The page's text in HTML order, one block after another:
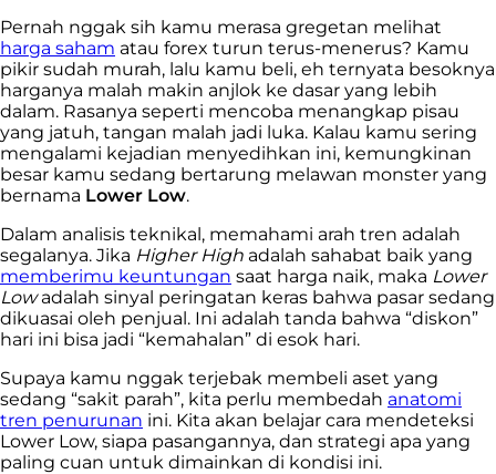
Pernah nggak sih kamu merasa gregetan melihat
harga saham atau forex turun terus-menerus? Kamu
pikir sudah murah, lalu kamu beli, eh ternyata besoknya
harganya malah makin anjlok ke dasar yang lebih
dalam. Rasanya seperti mencoba menangkap pisau
yang jatuh, tangan malah jadi luka. Kalau kamu sering
mengalami kejadian menyedihkan ini, kemungkinan
besar kamu sedang bertarung melawan monster yang
bernama Lower Low.
Dalam analisis teknikal, memahami arah tren adalah
segalanya. Jika Higher High adalah sahabat baik yang
memberimu keuntungan saat harga naik, maka Lower
Lowadalah sinyal peringatan keras bahwa pasar sedang
dikuasai oleh penjual. Ini adalah tanda bahwa “diskon”
hari ini bisa jadi “kemahalan” di esok hari.
Supaya kamu nggak terjebak membeli aset yang
sedang “sakit parah”, kita perlu membedah anatomi
tren penurunan ini. Kita akan belajar cara mendeteksi
Lower Low, siapa pasangannya, dan strategi apa yang
paling cuan untuk dimainkan di kondisi ini.